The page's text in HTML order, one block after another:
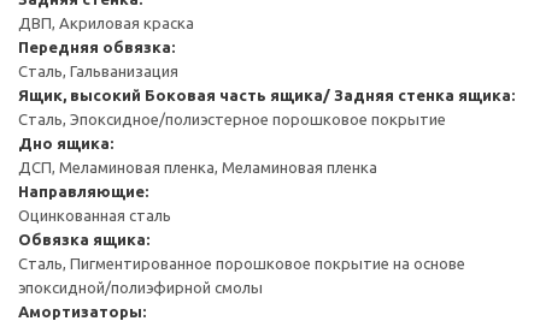
ДВП, Акриловая краска
Передняя обвязка:
Сталь, Гальванизация
Ящик, высокий Боковая часть ящика/ Задняя стенка ящика:
Сталь, Эпоксидное/полиэстерное порошковое покрытие
Дно ящика:
ДСП, Меламиновая пленка, Меламиновая пленка
Направляющие:
Оцинкованная сталь
Обвязка ящика:
Сталь, Пигментированное порошковое покрытие на основе
эпоксидной/полиэфирной смолы
Амортизаторы: